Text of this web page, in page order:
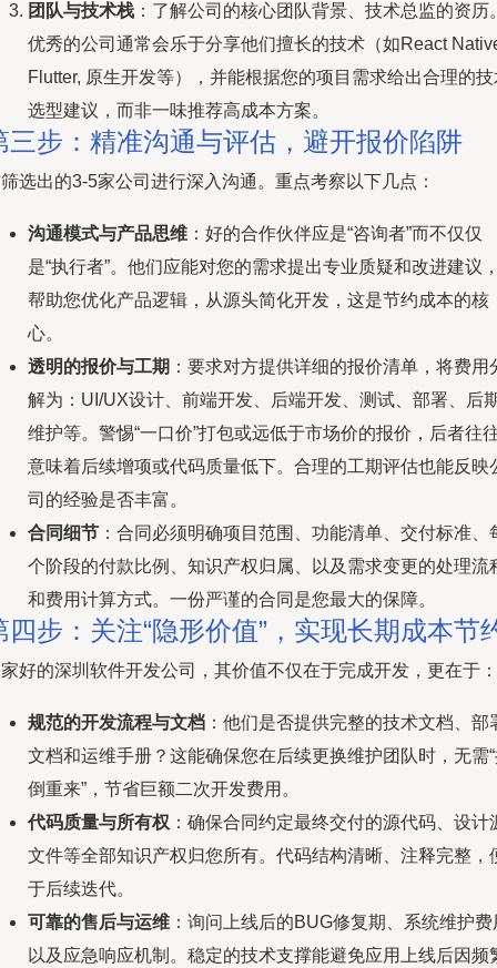
团队与技术栈 ：了解公司的核心团队背景、技术总监的资历
优秀的公司通常会乐于分享他们擅长的技术（如React
Flutter, 原生开发等），并能根据您的项目需求给出合理的技
选型建议，而非一味推荐高成本方案。
三步：精准沟通与评估，避开报价陷阱
选出的3-5家公司进行深入沟通。重点考察以下几点：
沟通模式与产品思维 ：好的合作伙伴应是“咨询者”而不仅仅
是“执行者”。他们应能对您的需求提出专业质疑和改进建议
帮助您优化产品逻辑，从源头简化开发，这是节约成本的核
心。
透明的报价与工期 ：要求对方提供详细的报价清单，将费用
解为：UI/UX设计、前端开发、后端开发、测试、部署、后
维护等。警惕“一口价”打包或远低于市场价的报价，后者往
意味着后续增项或代码质量低下。合理的工期评估也能反映
司的经验是否丰富。
合同细节 ：合同必须明确项目范围、功能清单、交付标准、
个阶段的付款比例、知识产权归属、以及需求变更的处理流
和费用计算方式。一份严谨的合同是您最大的保障。
四步：关注“隐形价值”，实现长期成本节
好的深圳软件开发公司，其价值不仅在于完成开发，更在于：
规范的开发流程与文档 ：他们是否提供完整的技术文档、部
文档和运维手册？这能确保您在后续更换维护团队时，无需
倒重来”，节省巨额二次开发费用。
代码质量与所有权 ：确保合同约定最终交付的源代码、设计
文件等全部知识产权归您所有。代码结构清晰、注释完整，
于后续迭代。
可靠的售后与运维 ：询问上线后的BUG修复期、系统维护费
以及应急响应机制。稳定的技术支撑能避免应用上线后因频